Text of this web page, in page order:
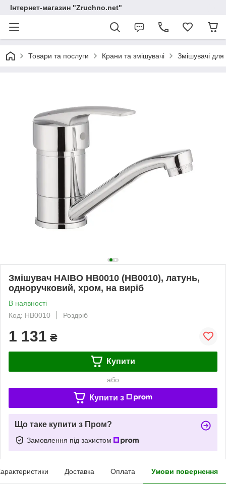
Інтернет-магазин "Zruchno.net"
Товари та послуги Крани та змішувачі Змішувачі для
Змішувач HAIBO HB0010 (HB0010), латунь,
одноручковий, хром, на виріб
В наявності
Код: HB0010
Роздріб
1 131 ₴
Купити
або
Купити з
Що таке купити з Пром?
Замовлення під захистом
Доставка Оплата Умови повернення